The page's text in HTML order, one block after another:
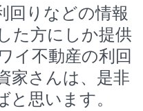
回りなどの情報
た方にしか提供
イ不動産の利回
家さんは、是非
思います。